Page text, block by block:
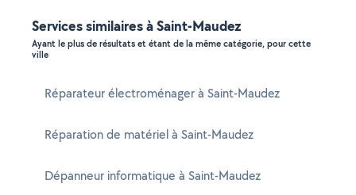
Services similaires à Saint-Maudez
Ayant le plus de résultats et étant de la même catégorie, pour cette
ville
Réparateur électroménager à Saint-Maudez
Réparation de matériel à Saint-Maudez
Dépanneur informatique à Saint-Maudez